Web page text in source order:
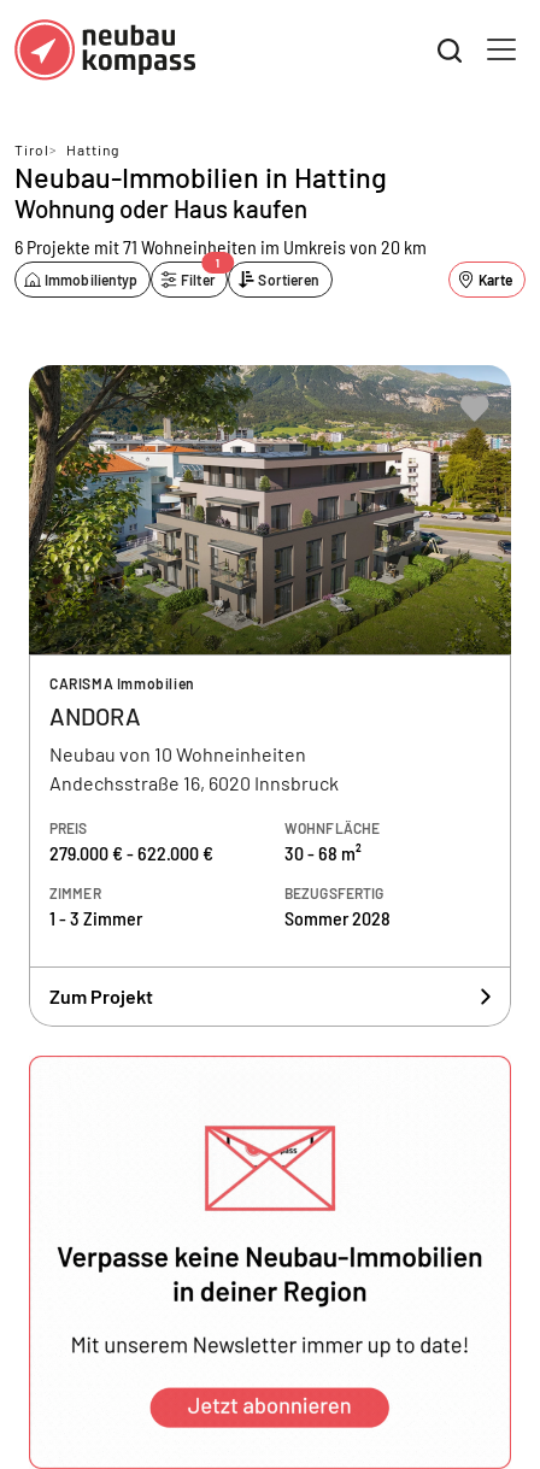
Tirol> Hatting
Neubau-Immobilien in Hatting
Wohnung oder Haus kaufen
6 Projekte mit 71 Wohneinheiten im Umkreis von 20 km
Immobilientyp Filter
1
Sortieren Karte
CARISMA Immobilien
ANDORA
Neubau von 10 Wohneinheiten
Andechsstraße 16, 6020 Innsbruck
PREIS
279.000 € - 622.000 €
WOHNFLÄCHE
30 - 68 m²
ZIMMER
1 - 3 Zimmer
BEZUGSFERTIG
Sommer 2028
Zum Projekt